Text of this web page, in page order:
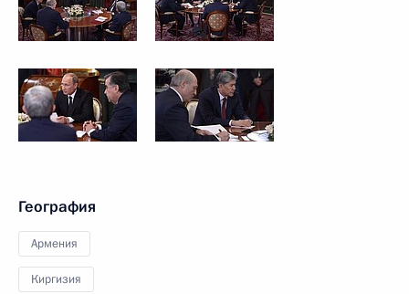
География
Армения
Киргизия